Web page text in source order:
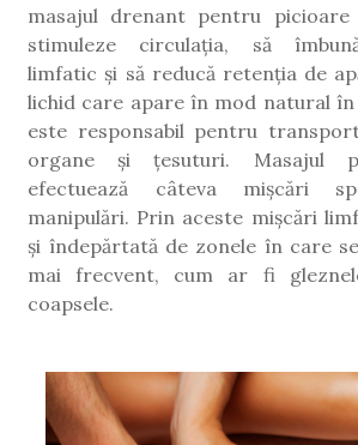
masajul drenant pentru picioare
stimuleze circulația, să
limfatic și să reducă retenția de
lichid care apare în mod natural
este responsabil pentru
organe și țesuturi. Masajul
efectuează câteva mișcări
manipulări. Prin aceste mișcări
și îndepărtată de zonele în care
mai frecvent, cum ar fi
coapsele.